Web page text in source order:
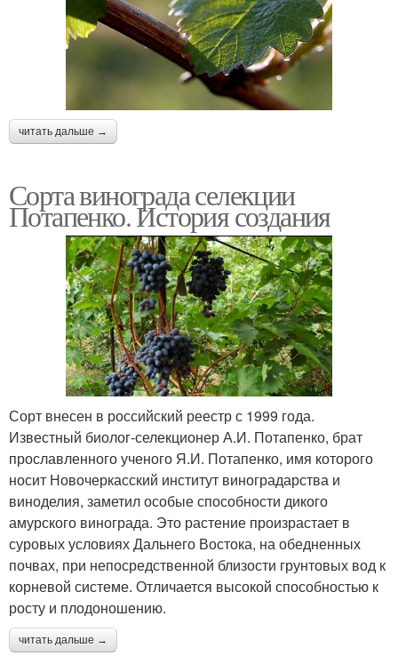
читать дальше →
Сорта винограда селекции
Потапенко. История создания
Сорт внесен в российский реестр с 1999 года.
Известный биолог-селекционер А.И. Потапенко, брат
прославленного ученого Я.И. Потапенко, имя которого
носит Новочеркасский институт виноградарства и
виноделия, заметил особые способности дикого
амурского винограда. Это растение произрастает в
суровых условиях Дальнего Востока, на обедненных
почвах, при непосредственной близости грунтовых вод к
корневой системе. Отличается высокой способностью к
росту и плодоношению.
читать дальше →